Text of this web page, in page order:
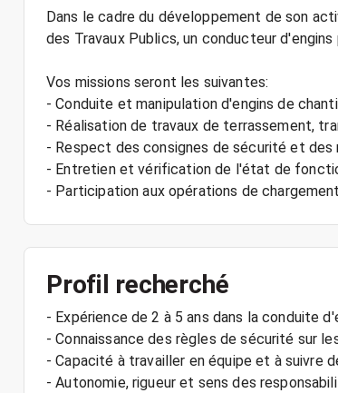
Dans le cadre du développement de son
des Travaux Publics, un conducteur d'engins
Vos missions seront les suivantes:
- Conduite et manipulation d'engins de
- Réalisation de travaux de terrassement,
- Respect des consignes de sécurité et
- Entretien et vérification de l'état de
- Participation aux opérations de
Profil recherché
- Expérience de 2 à 5 ans dans la conduite
- Connaissance des règles de sécurité sur
- Capacité à travailler en équipe et à suivre
- Autonomie, rigueur et sens des